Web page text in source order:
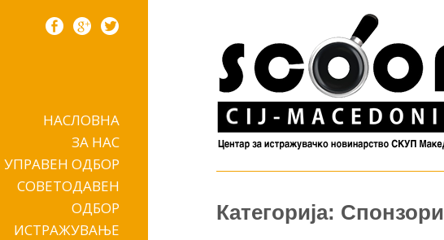
Skip to contentНАСЛОВНА
ЗА НАС
УПРАВЕН ОДБОР
СОВЕТОДАВЕН
ОДБОР
ИСТРАЖУВАЊЕ
Категорија: Спонзори